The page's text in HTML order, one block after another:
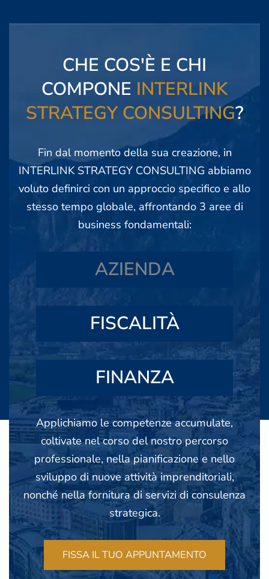
CHE COS'È E CHI
COMPONE INTERLINK
STRATEGY CONSULTING?
Fin dal momento della sua creazione, in
INTERLINK STRATEGY CONSULTING abbiamo
voluto definirci con un approccio specifico e allo
stesso tempo globale, affrontando 3 aree di
business fondamentali:
AZIENDA
FISCALITÀ
FINANZA
Applichiamo le competenze accumulate,
coltivate nel corso del nostro percorso
professionale, nella pianificazione e nello
sviluppo di nuove attività imprenditoriali,
nonché nella fornitura di servizi di consulenza
strategica.
FISSA IL TUO APPUNTAMENTO